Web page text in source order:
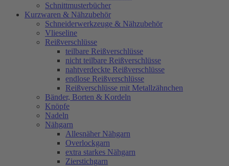
Schnittmusterbücher
Kurzwaren & Nähzubehör
Schneiderwerkzeuge & Nähzubehör
Vlieseline
Reißverschlüsse
teilbare Reißverschlüsse
nicht teilbare Reißverschlüsse
nahtverdeckte Reißverschlüsse
endlose Reißverschlüsse
Reißverschlüsse mit Metallzähnchen
Bänder, Borten & Kordeln
Knöpfe
Nadeln
Nähgarn
Allesnäher Nähgarn
Overlockgarn
extra starkes Nähgarn
Zierstichgarn